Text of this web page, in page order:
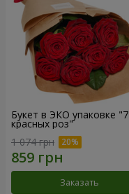
Букет в ЭКО упаковке "7
красных роз"
1 074 грн
Заказать